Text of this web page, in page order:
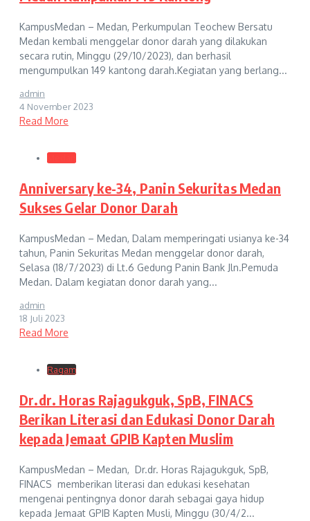
KampusMedan – Medan, Perkumpulan Teochew Bersatu
Medan kembali menggelar donor darah yang dilakukan
secara rutin, Minggu (29/10/2023), dan berhasil
mengumpulkan 149 kantong darah.Kegiatan yang berlang...
admin
4 November 2023
Read More
Medan
Anniversary ke-34, Panin Sekuritas Medan
Sukses Gelar Donor Darah
KampusMedan – Medan, Dalam memperingati usianya ke-34
tahun, Panin Sekuritas Medan menggelar donor darah,
Selasa (18/7/2023) di Lt.6 Gedung Panin Bank Jln.Pemuda
Medan. Dalam kegiatan donor darah yang...
admin
18 Juli 2023
Read More
Ragam
Dr.dr. Horas Rajagukguk, SpB, FINACS
Berikan Literasi dan Edukasi Donor Darah
kepada Jemaat GPIB Kapten Muslim
KampusMedan – Medan, Dr.dr. Horas Rajagukguk, SpB,
FINACS memberikan literasi dan edukasi kesehatan
mengenai pentingnya donor darah sebagai gaya hidup
kepada Jemaat GPIB Kapten Musli, Minggu (30/4/2...